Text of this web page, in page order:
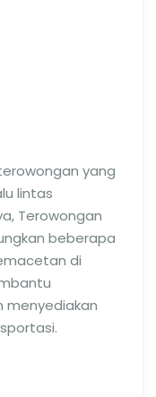
yang
lintas
Terowongan
beberapa
di
menyediakan